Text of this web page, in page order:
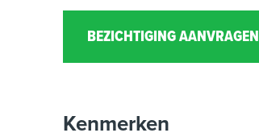
de tuin.
BEZICHTIGING AANVRAGEN
Kenmerken